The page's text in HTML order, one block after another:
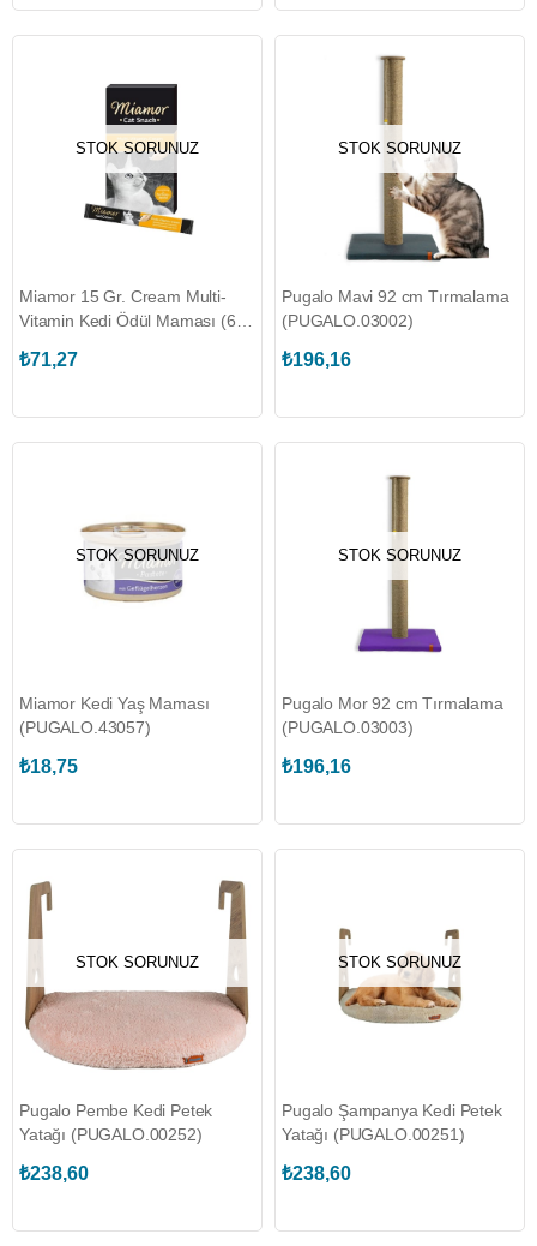
STOK SORUNUZ
Miamor 15 Gr. Cream Multi-
Vitamin Kedi Ödül Maması (6
₺71,27
STOK SORUNUZ
Pugalo Mavi 92 cm Tırmalama
(PUGALO.03002)
₺196,16
STOK SORUNUZ
Miamor Kedi Yaş Maması
(PUGALO.43057)
₺18,75
STOK SORUNUZ
Pugalo Mor 92 cm Tırmalama
(PUGALO.03003)
₺196,16
STOK SORUNUZ
Pugalo Pembe Kedi Petek
Yatağı (PUGALO.00252)
₺238,60
STOK SORUNUZ
Pugalo Şampanya Kedi Petek
Yatağı (PUGALO.00251)
₺238,60